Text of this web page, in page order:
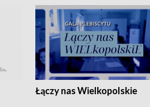
Łączy nas Wielkopolskie